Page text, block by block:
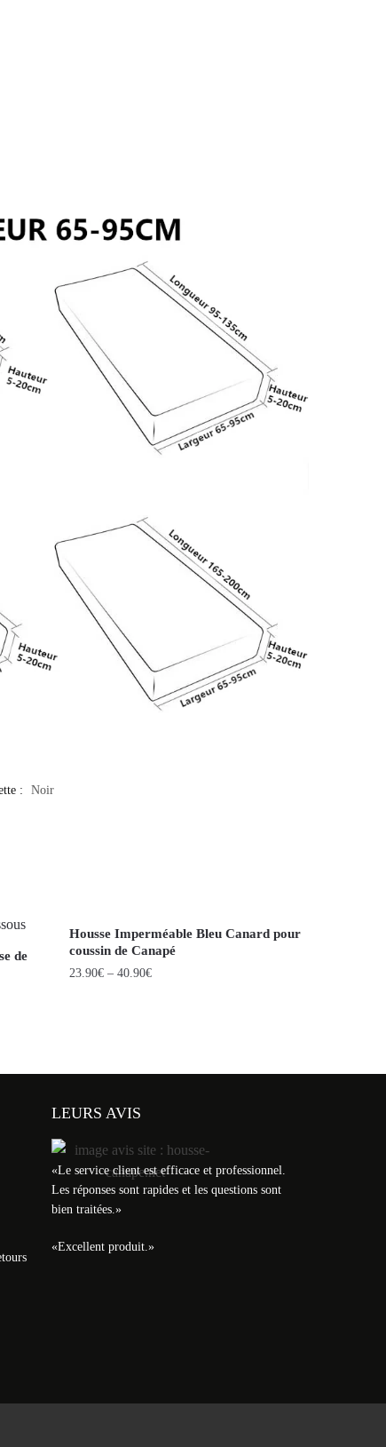
: Noir
de
Housse Imperméable Bleu Canard pour
coussin de Canapé
23.90€– 40.90€
LEURS AVIS
«Le service client est efficace et professionnel.
Les réponses sont rapides et les questions sont
bien traitées. »
«Excellent produit. »